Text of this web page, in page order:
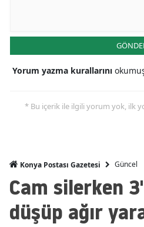
Yorum yazma kurallarını
* Bu içerik ile ilgili yorum yok, ilk
Konya Postası Gazetesi Güncel
Cam silerken
düşüp ağır